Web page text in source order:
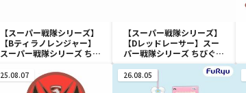
【スーパー戦隊シリーズ】
【Bティラノレンジャー】
スーパー戦隊シリーズ ちび
【スーパー戦隊シリーズ】
【Dレッドレーサー】スー
パー戦隊シリーズ ちびぐる
み～祝50周年～
25.08.07 26.08.05